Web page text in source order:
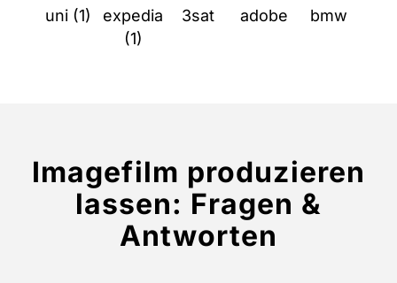
Imagefilm produzieren
lassen: Fragen &
Antworten